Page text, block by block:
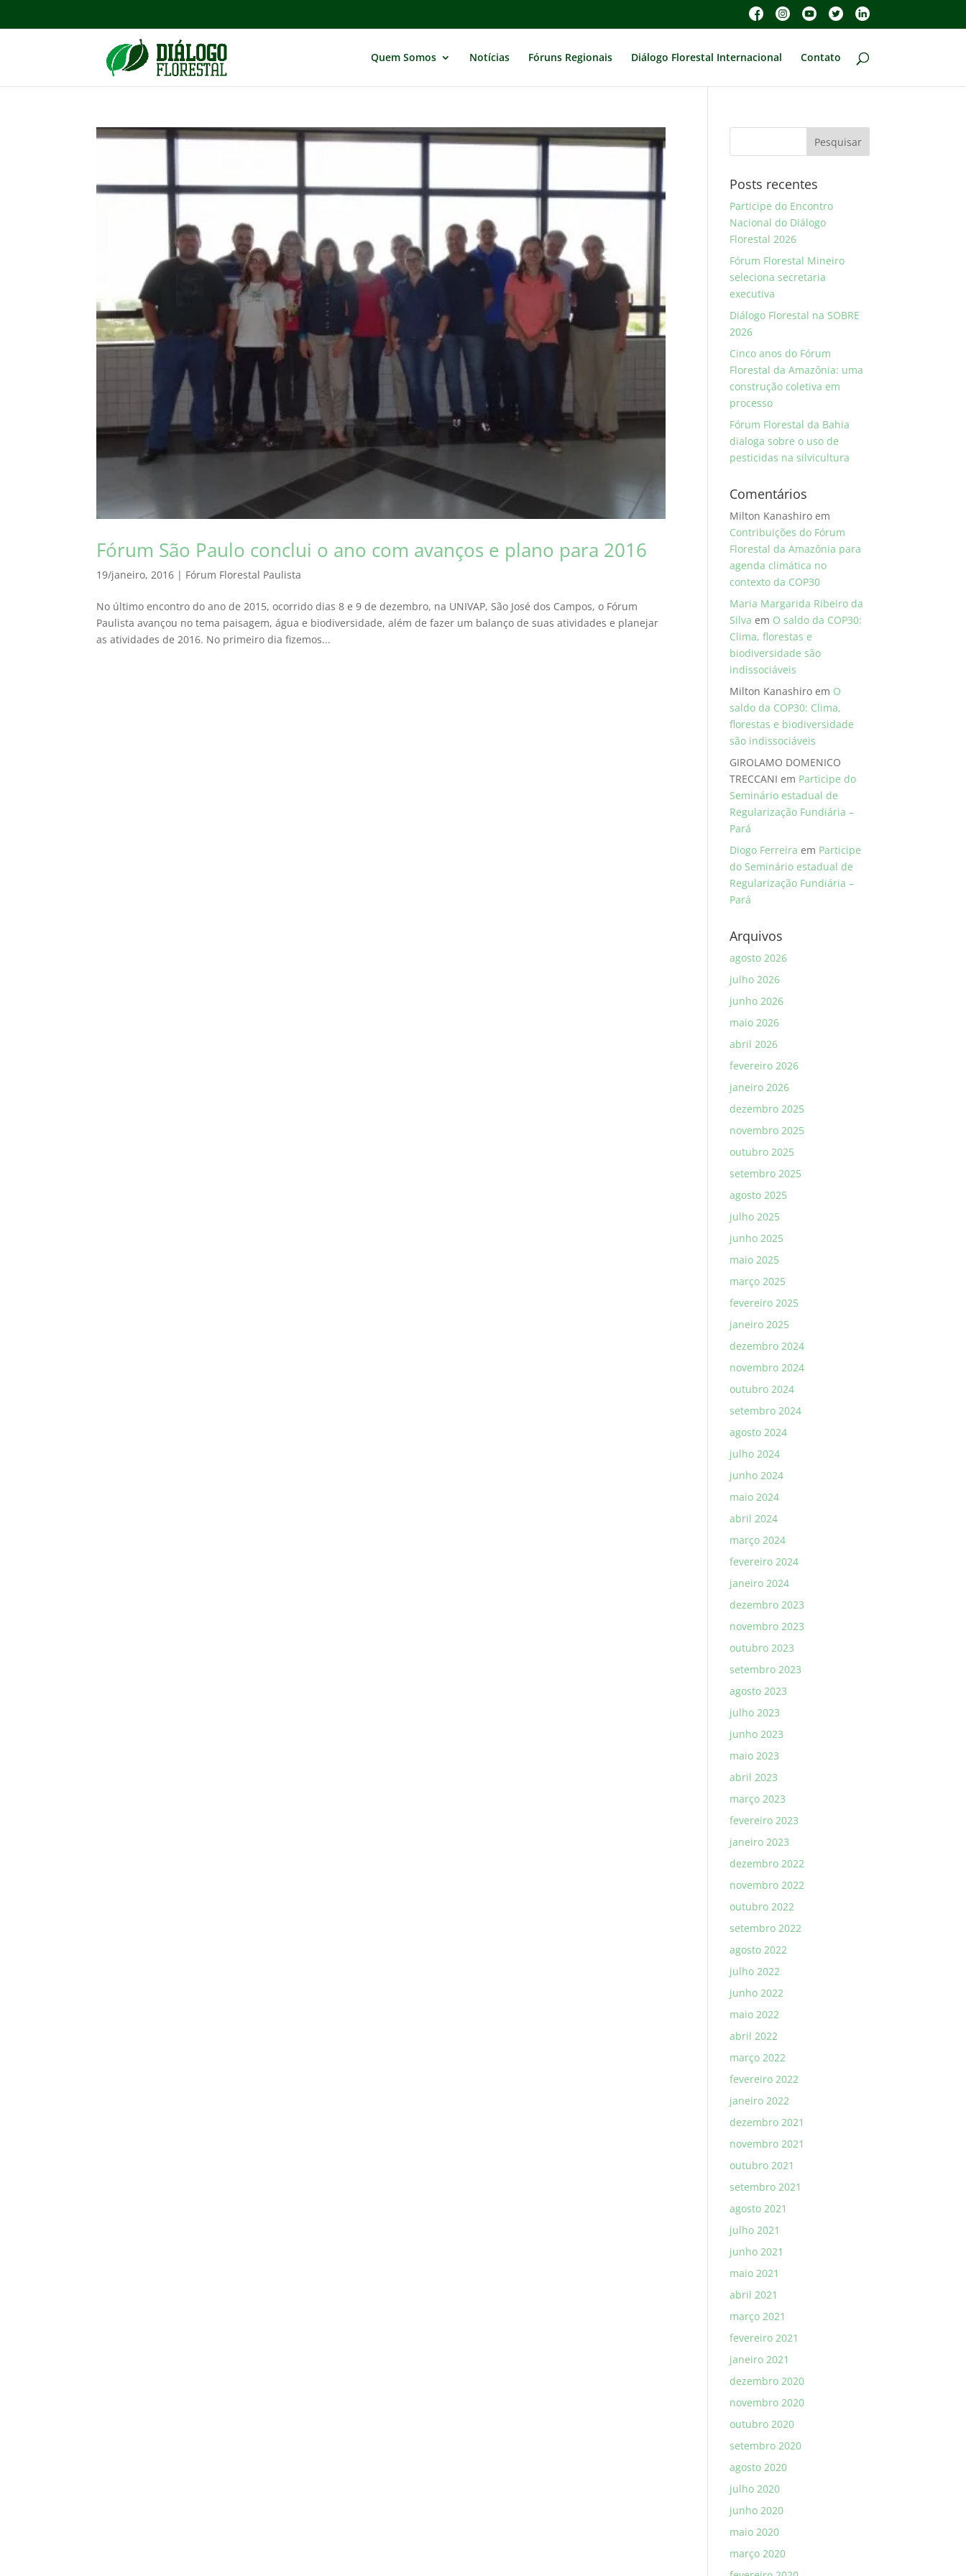
Quem Somos Notícias Fóruns Regionais Diálogo Florestal Internacional Contato
Fórum São Paulo conclui o ano com avanços e plano para 2016
19/janeiro, 2016 | Fórum Florestal Paulista
No último encontro do ano de 2015, ocorrido dias 8 e 9 de dezembro, na UNIVAP, São José dos Campos, o Fórum
Paulista avançou no tema paisagem, água e biodiversidade, além de fazer um balanço de suas atividades e planejar
as atividades de 2016. No primeiro dia fizemos...
Posts recentes
Participe do Encontro
Nacional do Diálogo
Florestal 2026
Fórum Florestal Mineiro
seleciona secretaria
executiva
Diálogo Florestal na SOBRE
2026
Cinco anos do Fórum
Florestal da Amazônia: uma
construção coletiva em
processo
Fórum Florestal da Bahia
dialoga sobre o uso de
pesticidas na silvicultura
Comentários
Milton Kanashiro em
Contribuições do Fórum
Florestal da Amazônia para
agenda climática no
contexto da COP30
Maria Margarida Ribeiro da
Silva em O saldo da COP30:
Clima, florestas e
biodiversidade são
indissociáveis
Milton Kanashiro em O
saldo da COP30: Clima,
florestas e biodiversidade
são indissociáveis
GIROLAMO DOMENICO
TRECCANI em Participe do
Seminário estadual de
Regularização Fundiária –
Pará
Diogo Ferreira em Participe
do Seminário estadual de
Regularização Fundiária –
Pará
Arquivos
agosto 2026
julho 2026
junho 2026
maio 2026
abril 2026
fevereiro 2026
janeiro 2026
dezembro 2025
novembro 2025
outubro 2025
setembro 2025
agosto 2025
julho 2025
junho 2025
maio 2025
março 2025
fevereiro 2025
janeiro 2025
dezembro 2024
novembro 2024
outubro 2024
setembro 2024
agosto 2024
julho 2024
junho 2024
maio 2024
abril 2024
março 2024
fevereiro 2024
janeiro 2024
dezembro 2023
novembro 2023
outubro 2023
setembro 2023
agosto 2023
julho 2023
junho 2023
maio 2023
abril 2023
março 2023
fevereiro 2023
janeiro 2023
dezembro 2022
novembro 2022
outubro 2022
setembro 2022
agosto 2022
julho 2022
junho 2022
maio 2022
abril 2022
março 2022
fevereiro 2022
janeiro 2022
dezembro 2021
novembro 2021
outubro 2021
setembro 2021
agosto 2021
julho 2021
junho 2021
maio 2021
abril 2021
março 2021
fevereiro 2021
janeiro 2021
dezembro 2020
novembro 2020
outubro 2020
setembro 2020
agosto 2020
julho 2020
junho 2020
maio 2020
março 2020